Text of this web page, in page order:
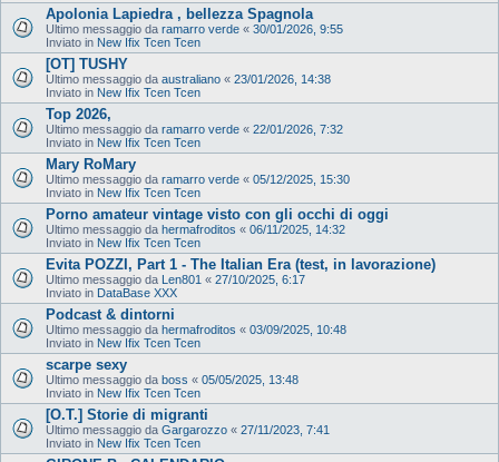
Apolonia Lapiedra , bellezza Spagnola
Ultimo messaggio da ramarro verde « 30/01/2026, 9:55
Inviato in New Ifix Tcen Tcen
[OT] TUSHY
Ultimo messaggio da australiano « 23/01/2026, 14:38
Inviato in New Ifix Tcen Tcen
Top 2026,
Ultimo messaggio da ramarro verde « 22/01/2026, 7:32
Inviato in New Ifix Tcen Tcen
Mary RoMary
Ultimo messaggio da ramarro verde « 05/12/2025, 15:30
Inviato in New Ifix Tcen Tcen
Porno amateur vintage visto con gli occhi di oggi
Ultimo messaggio da hermafroditos « 06/11/2025, 14:32
Inviato in New Ifix Tcen Tcen
Evita POZZI, Part 1 - The Italian Era (test, in lavorazione)
Ultimo messaggio da Len801 « 27/10/2025, 6:17
Inviato in DataBase XXX
Podcast & dintorni
Ultimo messaggio da hermafroditos « 03/09/2025, 10:48
Inviato in New Ifix Tcen Tcen
scarpe sexy
Ultimo messaggio da boss « 05/05/2025, 13:48
Inviato in New Ifix Tcen Tcen
[O.T.] Storie di migranti
Ultimo messaggio da Gargarozzo « 27/11/2023, 7:41
Inviato in New Ifix Tcen Tcen